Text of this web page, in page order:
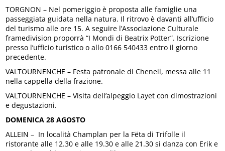
TORGNON – Nel pomeriggio è proposta alle famiglie una
passeggiata guidata nella natura. Il ritrovo è davanti all’ufficio
del turismo alle ore 15. A seguire l’Associazione Culturale
framedivision proporrà “I Mondi di Beatrix Potter”. Iscrizione
presso l’ufficio turistico o allo 0166 540433 entro il giorno
precedente.
VALTOURNENCHE – Festa patronale di Cheneil, messa alle 11
nella cappella della frazione.
VALTOURNENCHE – Visita dell’alpeggio Layet con dimostrazioni
e degustazioni.
DOMENICA 28 AGOSTO
ALLEIN – In località Champlan per la Fëta di Trifolle il
ristorante alle 12.30 e alle 19.30 e alle 21.30 si danza con Erik e